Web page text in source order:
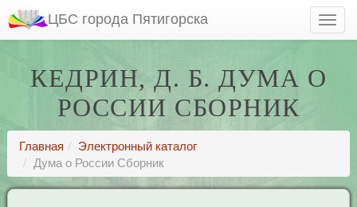
ЦБС города Пятигорска
КЕДРИН, Д. Б. ДУМА О
РОССИИ СБОРНИК
Главная
Электронный каталог
Дума о России Сборник